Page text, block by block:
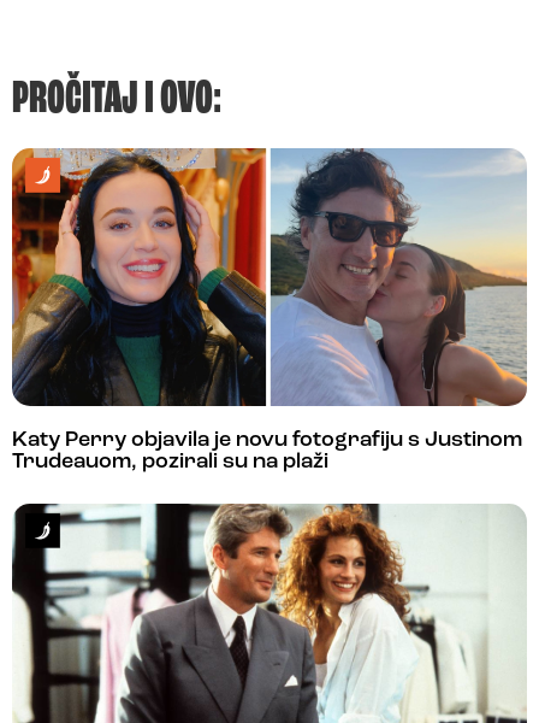
PROČITAJ I OVO:
Katy Perry objavila je novu fotografiju s Justinom
Trudeauom, pozirali su na plaži